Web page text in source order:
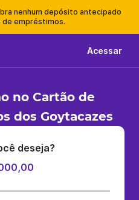
nenhum depósito antecipado
de empréstimos.
Acessar
no Cartão de
dos Goytacazes
deseja?